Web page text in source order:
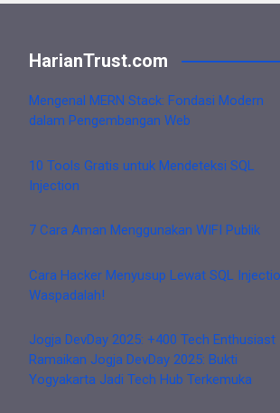
HarianTrust.com
Mengenal MERN Stack: Fondasi Modern
dalam Pengembangan Web
10 Tools Gratis untuk Mendeteksi SQL
Injection
7 Cara Aman Menggunakan WIFI Publik
Cara Hacker Menyusup Lewat SQL
Waspadalah!
Jogja DevDay 2025: +400 Tech Enthusiast
Ramaikan Jogja DevDay 2025: Bukti
Yogyakarta Jadi Tech Hub Terkemuka